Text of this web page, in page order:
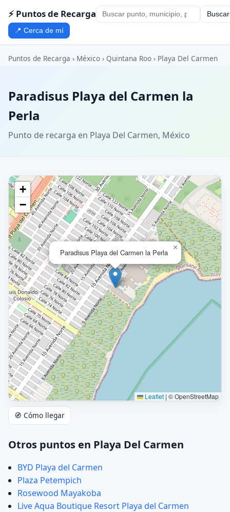
⚡ Puntos de Recarga Buscar
📍 Cerca de mí
Puntos de Recarga › México › Quintana Roo › Playa Del Carmen
Paradisus Playa del Carmen la
Perla
Punto de recarga en Playa Del Carmen, México
Paradisus Playa del Carmen la Perla
×
+
−
Leaflet | © OpenStreetMap
🧭 Cómo llegar
Otros puntos en Playa Del Carmen
BYD Playa del Carmen
Plaza Petempich
Rosewood Mayakoba
Live Aqua Boutique Resort Playa del Carmen